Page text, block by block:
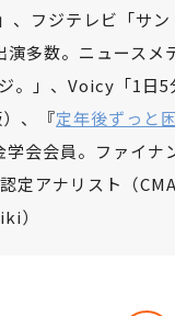
、フジテレビ「サ
演多数。ニュース
。」、Voicy「1日5
、『定年後ずっと
会会員。ファイ
定アナリスト（
）